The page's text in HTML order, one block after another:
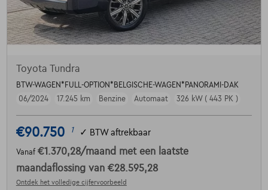
Toyota Tundra
BTW-WAGEN*FULL-OPTION*BELGISCHE-WAGEN*PANORAMI-DAK
06/2024
17.245 km Benzine Automaat 326 kW ( 443 PK )
€90.750 1 ✓ BTW aftrekbaar
Vanaf €1.370,28/maand met een laatste
maandaflossing van €28.595,28
Ontdek het volledige cijfervoorbeeld